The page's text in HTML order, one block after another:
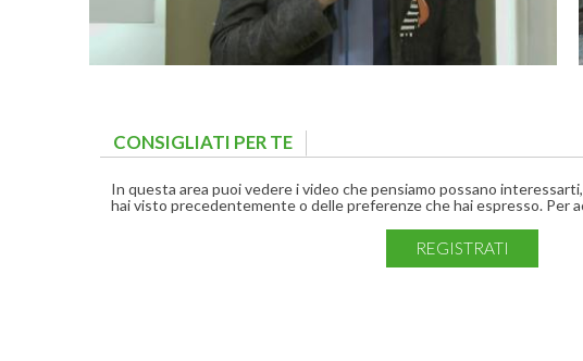
CONSIGLIATI PER TE
In questa area puoi vedere i video che pensiamo possano
hai visto precedentemente o delle preferenze che hai espresso. Per
REGISTRATI